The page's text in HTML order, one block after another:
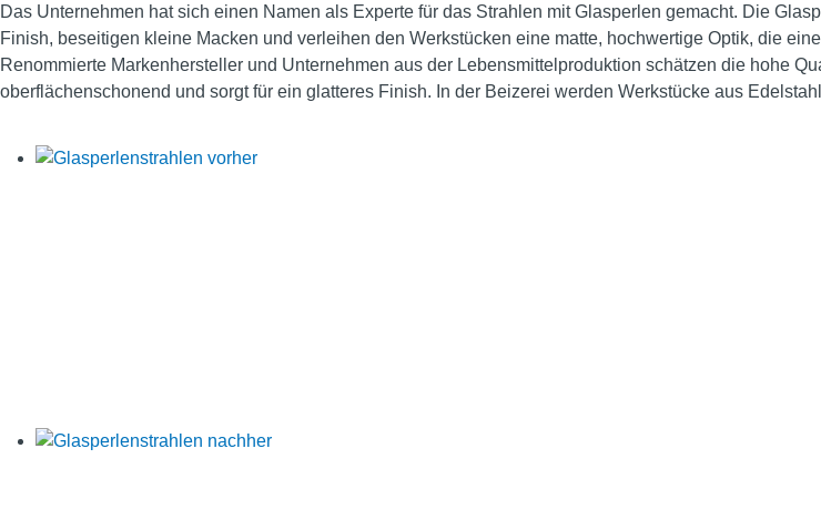
Das Unternehmen hat sich einen Namen als Experte für das Strahlen mit Glasperlen gemacht. Die
Finish, beseitigen kleine Macken und verleihen den Werkstücken eine matte, hochwertige Optik, die
Renommierte Markenhersteller und Unternehmen aus der Lebensmittelproduktion schätzen die hohe
oberflächenschonend und sorgt für ein glatteres Finish. In der Beizerei werden Werkstücke aus